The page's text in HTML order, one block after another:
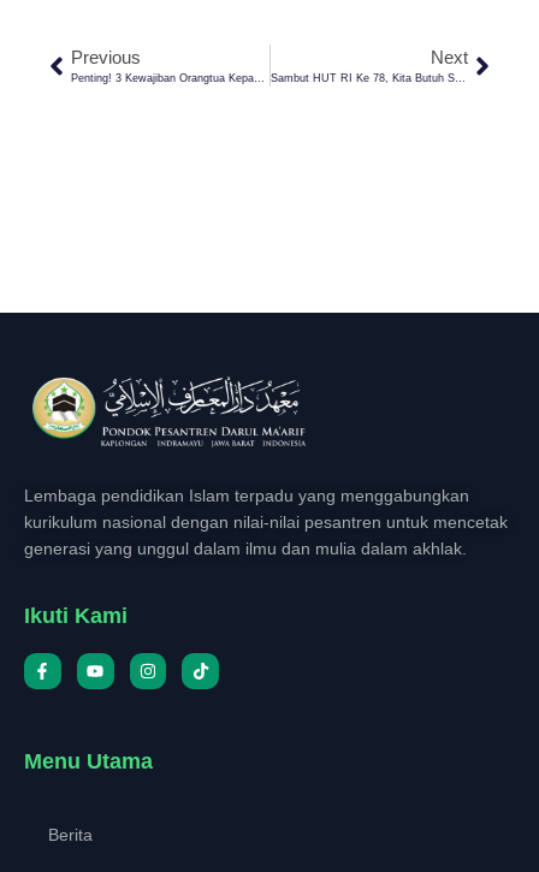
Previous
Penting! 3 Kewajiban Orangtua Kepada Anak Dalam Ajaran Islam
Next
Sambut HUT RI Ke 78, Kita Butuh Sosok Pemimpin Seperti Baginda Nabi Muhammad Saw
Lembaga pendidikan Islam terpadu yang menggabungkan
kurikulum nasional dengan nilai-nilai pesantren untuk mencetak
generasi yang unggul dalam ilmu dan mulia dalam akhlak.
Ikuti Kami
Menu Utama
Berita